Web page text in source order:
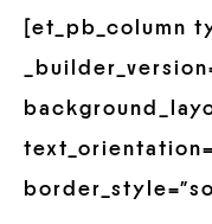
[et_pb_column